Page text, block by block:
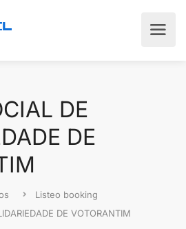
DE
DE
Listeo booking
DE VOTORANTIM